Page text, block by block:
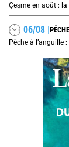
06/08 |
Pêche à l’anguille